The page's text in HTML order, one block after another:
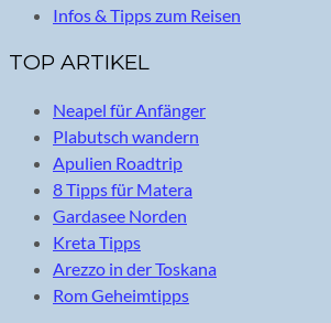
Infos & Tipps zum Reisen
TOP ARTIKEL
Neapel für Anfänger
Plabutsch wandern
Apulien Roadtrip
8 Tipps für Matera
Gardasee Norden
Kreta Tipps
Arezzo in der Toskana
Rom Geheimtipps